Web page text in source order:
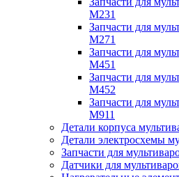
M231
Запчасти для
M271
Запчасти для
M451
Запчасти для
M452
Запчасти для
M911
Детали корпуса
Детали электросхемы
Запчасти для
Датчики для